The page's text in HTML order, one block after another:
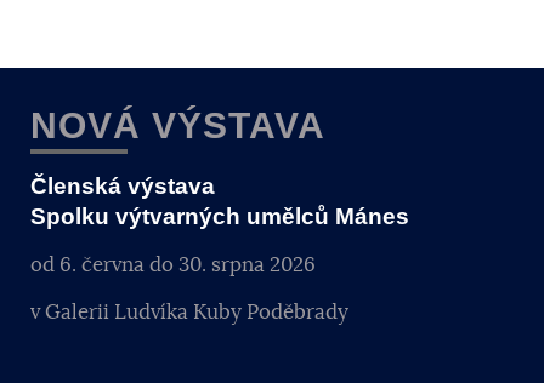
NOVÁ VÝSTAVA
Členská výstava
Spolku výtvarných umělců Mánes
od 6. června do 30. srpna 2026
v Galerii Ludvíka Kuby Poděbrady